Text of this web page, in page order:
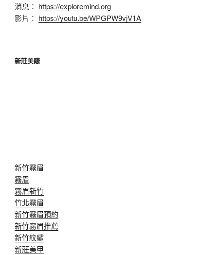
消息： https://exploremind.org
影片： https://youtu.be/WPGPW9vjV1A
新莊美睫
新竹霧眉
霧眉
霧眉新竹
竹北霧眉
新竹霧眉預約
新竹霧眉推薦
新竹紋繡
新莊美甲